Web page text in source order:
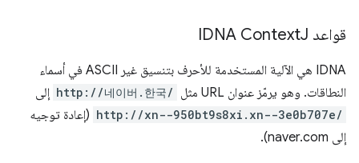
قواعد IDNA Context J
‫IDNA هي الآلية المستخدمة للأحرف بتنسيق غير ASCII في أسماء
النطاقات. وهو يرمّز عنوان URL مثل
http://네이버.한국/ إلى
http://xn--950bt9s8xi.xn--3e0b707e/ (إعادة توجيه
إلى naver.com).